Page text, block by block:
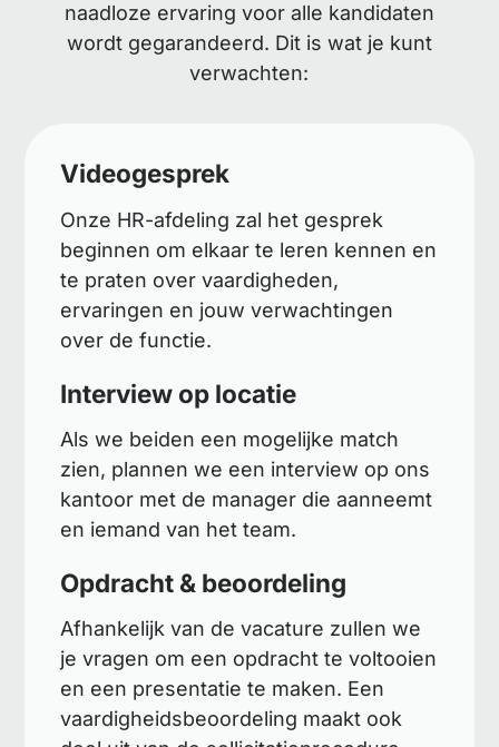
naadloze ervaring voor alle kandidaten
wordt gegarandeerd. Dit is wat je kunt
verwachten:
Videogesprek
Onze HR-afdeling zal het gesprek
beginnen om elkaar te leren kennen en
te praten over vaardigheden,
ervaringen en jouw verwachtingen
over de functie.
Interview op locatie
Als we beiden een mogelijke match
zien, plannen we een interview op ons
kantoor met de manager die aanneemt
en iemand van het team.
Opdracht & beoordeling
Afhankelijk van de vacature zullen we
je vragen om een opdracht te voltooien
en een presentatie te maken. Een
vaardigheidsbeoordeling maakt ook